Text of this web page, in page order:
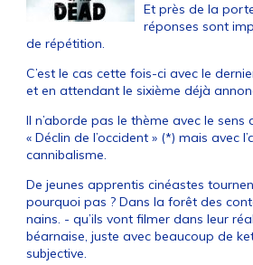
Et près de la
réponses sont
de répétition.
C’est le cas cette fois-ci avec le
et en attendant le sixième déjà
Il n’aborde pas le thème avec le
« Déclin de l’occident » (*) mais avec
cannibalisme.
De jeunes apprentis cinéastes
pourquoi pas ? Dans la forêt des
nains. - qu’ils vont filmer dans leur
béarnaise, juste avec beaucoup de
subjective.